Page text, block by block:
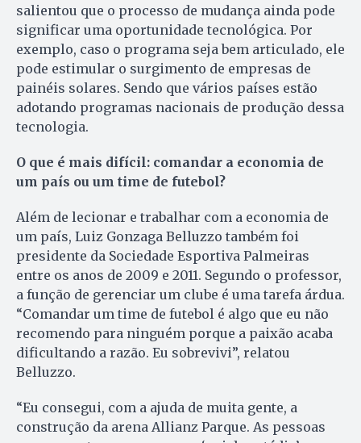
salientou que o processo de mudança ainda pode
significar uma oportunidade tecnológica. Por
exemplo, caso o programa seja bem articulado, ele
pode estimular o surgimento de empresas de
painéis solares. Sendo que vários países estão
adotando programas nacionais de produção dessa
tecnologia.
O que é mais difícil: comandar a economia de
um país ou um time de futebol?
Além de lecionar e trabalhar com a economia de
um país, Luiz Gonzaga Belluzzo também foi
presidente da Sociedade Esportiva Palmeiras
entre os anos de 2009 e 2011. Segundo o professor,
a função de gerenciar um clube é uma tarefa árdua.
“Comandar um time de futebol é algo que eu não
recomendo para ninguém porque a paixão acaba
dificultando a razão. Eu sobrevivi”, relatou
Belluzzo.
“Eu consegui, com a ajuda de muita gente, a
construção da arena Allianz Parque. As pessoas